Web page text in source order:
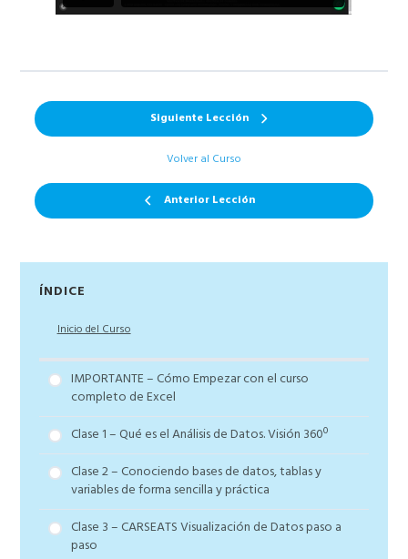
Anterior Lección
Volver al Curso
Siguiente Lección
Barra
lateral
principal
ÍNDICE
Inicio del Curso
IMPORTANTE – Cómo Empezar con el curso
completo de Excel
Clase 1 – Qué es el Análisis de Datos. Visión 360º
Clase 2 – Conociendo bases de datos, tablas y
variables de forma sencilla y práctica
Clase 3 – CARSEATS Visualización de Datos paso a
paso